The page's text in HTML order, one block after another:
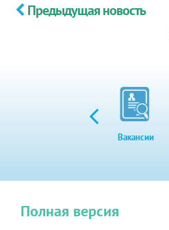
Предыдущая новость
Вакансии
Полная версия